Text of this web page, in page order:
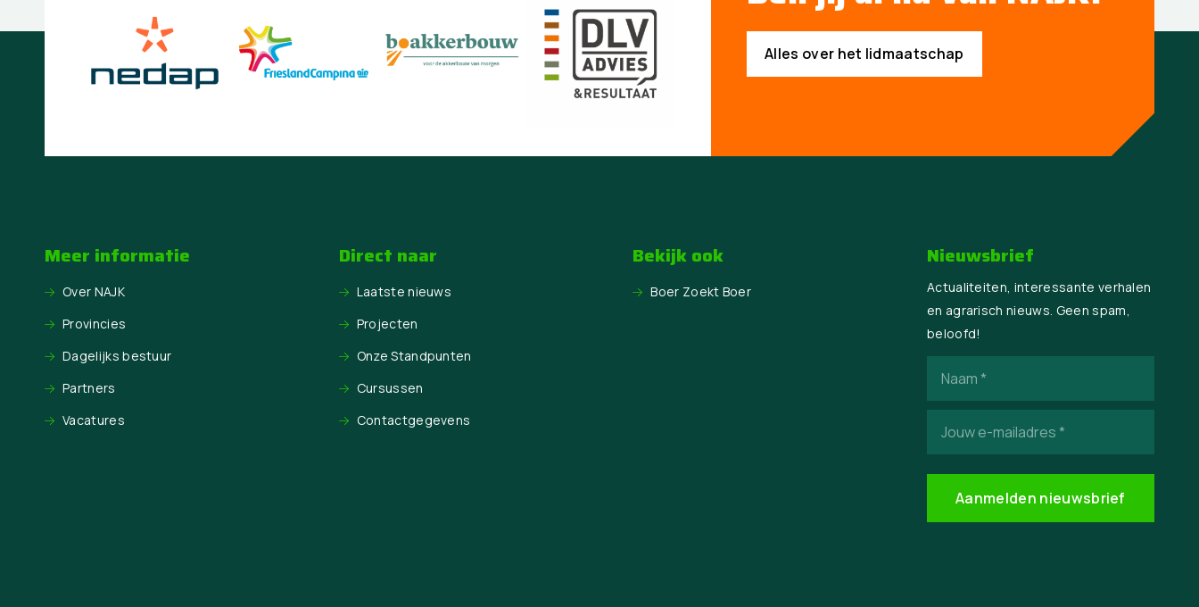
Alles over het lidmaatschap
Meer informatie
Over NAJK
Provincies
Dagelijks bestuur
Partners
Vacatures
Direct naar
Laatste nieuws
Projecten
Onze Standpunten
Cursussen
Contactgegevens
Bekijk ook
Boer Zoekt Boer
Nieuwsbrief
Actualiteiten, interessante verhalen
en agrarisch nieuws. Geen spam,
beloofd!
mailadres